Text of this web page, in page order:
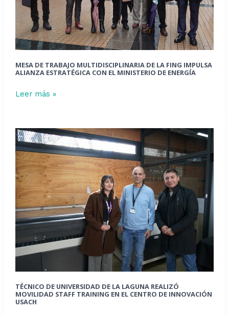
MESA DE TRABAJO MULTIDISCIPLINARIA DE LA FING IMPULSA
ALIANZA ESTRATÉGICA CON EL MINISTERIO DE ENERGÍA
alianza
estratégica
con
el
Ministerio
de
Energía
Leer más »
TÉCNICO DE UNIVERSIDAD DE LA LAGUNA REALIZÓ
MOVILIDAD STAFF TRAINING EN EL CENTRO DE INNOVACIÓN
USACH
Técnico
de
Universidad
de
La
Laguna
realizó
movilidad
Staff
Training
en
Centro
de
Innovación